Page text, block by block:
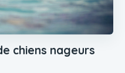
chiens nageurs